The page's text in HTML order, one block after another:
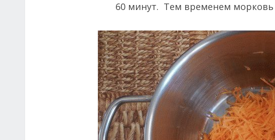
60 минут. Тем временем морковь